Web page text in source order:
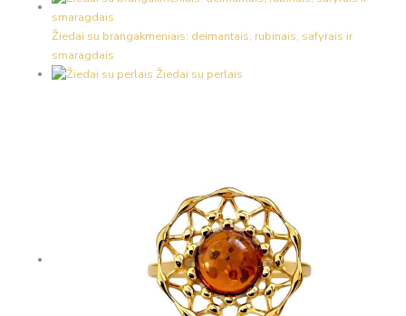
Žiedai su brangakmeniais: deimantais, rubinais, safyrais ir
smaragdais
Žiedai su perlais